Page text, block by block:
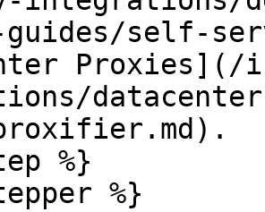
guides/self-
%}
%}